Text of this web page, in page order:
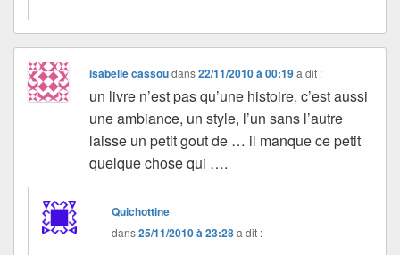
isabelle cassoudans22/11/2010 à 00:19 a dit :
un livre n’est pas qu’une histoire, c’est aussi
une ambiance, un style, l’un sans l’autre
laisse un petit gout de … il manque ce petit
quelque chose qui ….
Quichottine
dans25/11/2010 à 23:28a dit :